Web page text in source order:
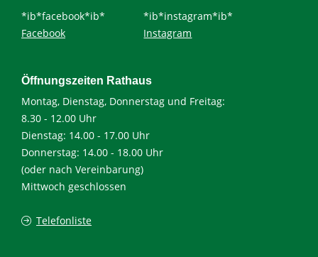
*ib*facebook*ib*
Facebook
*ib*instagram*ib*
Instagram
Öffnungszeiten Rathaus
Montag, Dienstag, Donnerstag und Freitag:
8.30 - 12.00 Uhr
Dienstag: 14.00 - 17.00 Uhr
Donnerstag: 14.00 - 18.00 Uhr
(oder nach Vereinbarung)
Mittwoch geschlossen
Telefonliste